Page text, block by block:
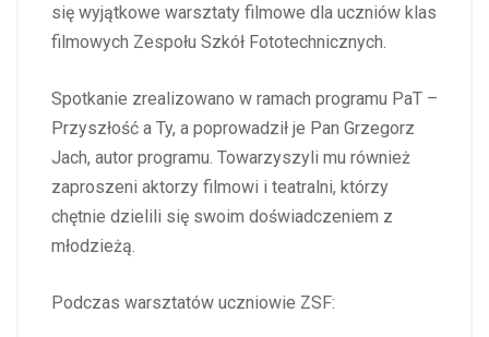
się wyjątkowe warsztaty filmowe dla uczniów klas
filmowych Zespołu Szkół Fototechnicznych.
Spotkanie zrealizowano w ramach programu PaT –
Przyszłość a Ty, a poprowadził je Pan Grzegorz
Jach, autor programu. Towarzyszyli mu również
zaproszeni aktorzy filmowi i teatralni, którzy
chętnie dzielili się swoim doświadczeniem z
młodzieżą.
Podczas warsztatów uczniowie ZSF: